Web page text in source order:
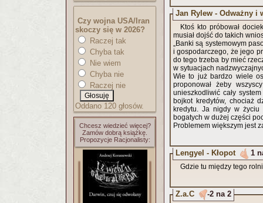
Czy wojna USA/Iran
skoczy się w 2026?
Raczej tak
Chyba tak
Nie wiem
Chyba nie
Raczej nie
Oddano 120 głosów.
Chcesz wiedzieć więcej?
Zamów dobrą książkę.
Propozycje Racjonalisty:
Jan Rylew - Odważny i
Ktoś kto próbował
musiał dojść do takich
„Banki są systemowym
i gospodarczego, że jego
do tego trzeba by mieć
w sytuacjach
Wie to już bardzo wiele
proponował żeby
unieszkodliwić cały
bojkot kredytów, chociaż
kredytu. Ja nigdy w życiu nie pożyczałem pieniędzy od banku więc to jest możliwe. Bogactwo
bogatych w dużej części
Problemem większym jest
Lengyel - Kłopot 1
Gdzie tu między tego
Z.a.C -2 na 2